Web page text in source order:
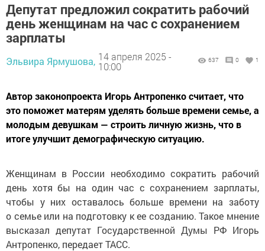
Депутат предложил сократить рабочий
день женщинам на час с сохранением
зарплаты
Эльвира Ярмушова, 14 апреля 2025 -
10:00
637 0 1
Автор законопроекта Игорь Антропенко считает, что
это поможет матерям уделять больше времени семье, а
молодым девушкам — строить личную жизнь, что в
итоге улучшит демографическую ситуацию.
Женщинам в России необходимо сократить рабочий
день хотя бы на один час с сохранением зарплаты,
чтобы у них оставалось больше времени на заботу
о семье или на подготовку к ее созданию. Такое мнение
высказал депутат Государственной Думы РФ Игорь
Антропенко, передает ТАСС.